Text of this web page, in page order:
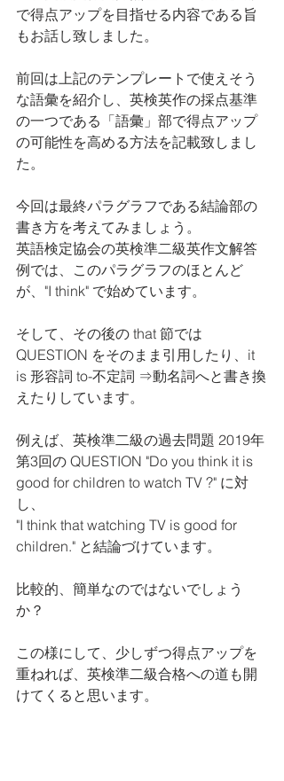
で得点アップを目指せる内容である旨
もお話し致しました。
前回は上記のテンプレートで使えそう
な語彙を紹介し、英検英作の採点基準
の一つである「語彙」部で得点アップ
の可能性を高める方法を記載致しまし
た。
今回は最終パラグラフである結論部の
書き方を考えてみましょう。
英語検定協会の英検準二級英作文解答
例では、このパラグラフのほとんど
が、"I think" で始めています。
そして、その後の that 節では
QUESTION をそのまま引用したり、it
is 形容詞 to-不定詞 ⇒動名詞へと書き換
えたりしています。
例えば、英検準二級の過去問題 2019年
第3回の QUESTION "Do you think it is
good for children to watch TV ?" に対
し、
"I think that watching TV is good for
children." と結論づけています。
比較的、簡単なのではないでしょう
か？
この様にして、少しずつ得点アップを
重ねれば、英検準二級合格への道も開
けてくると思います。